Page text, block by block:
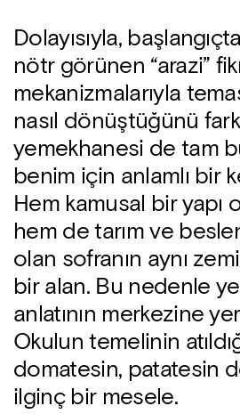
Dolayısıyla,
nötr görünen “arazi”
mekanizmalarıyla
nasıl dönüştüğünü
yemekhanesi de tam
benim için anlamlı bir
Hem kamusal bir yapı
hem de tarım ve
olan sofranın aynı
bir alan. Bu nedenle
anlatının merkezine
Okulun temelinin
domatesin, patatesin
ilginç bir mesele.